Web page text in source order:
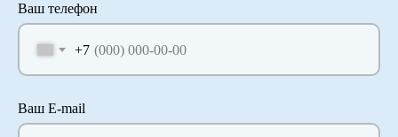
Ваш телефон
+7
Ваш E-mail